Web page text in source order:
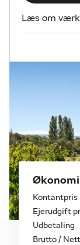
Læs om
Økonomi
Kontantpris
Ejerudgift
Udbetaling
Brutto /